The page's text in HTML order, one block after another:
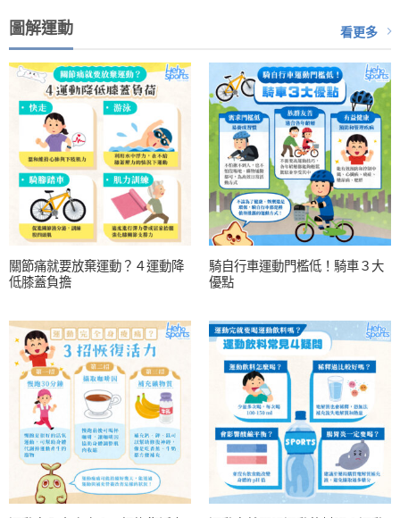
圖解運動 看更多
關節痛就要放棄運動？４運動降
低膝蓋負擔
騎自行車運動門檻低！騎車３大
優點